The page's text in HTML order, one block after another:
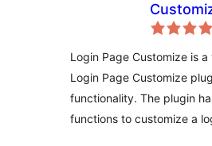
Login Page Customize is
Login Page Customize
functionality. The plugin
functions to customize a